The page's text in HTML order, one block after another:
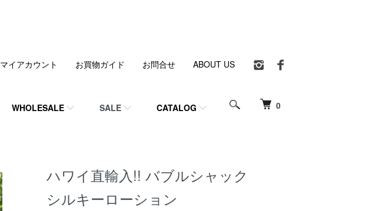
0
WHOLESALE SALE CATALOG
マイアカウント お買物ガイド お問合せ ABOUT US
ハワイ直輸入!! バブルシャック
シルキーローション